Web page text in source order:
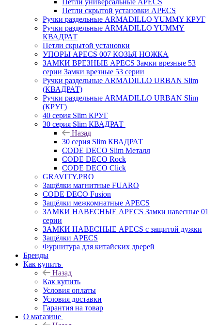
Петли универсальные APECS
Петли скрытой установки APECS
Ручки раздельные ARMADILLO YUMMY КРУГ
Ручки раздельные ARMADILLO YUMMY
КВАДРАТ
Петли скрытой установки
УПОРЫ APECS 007 КОЗЬЯ НОЖКА
ЗАМКИ ВРЕЗНЫЕ APECS Замки врезные 53
серии Замки врезные 53 серии
Ручки раздельные ARMADILLO URBAN Slim
(КВАДРАТ)
Ручки раздельные ARMADILLO URBAN Slim
(КРУГ)
40 серия Slim КРУГ
30 серия Slim КВАДРАТ
Назад
30 серия Slim КВАДРАТ
CODE DECO Slim Металл
CODE DECO Rock
CODE DECO Click
GRAVITY.PRO
Защёлки магнитные FUARO
CODE DECO Fusion
Защёлки межкомнатные APECS
ЗАМКИ НАВЕСНЫЕ APECS Замки навесные 01
серии
ЗАМКИ НАВЕСНЫЕ APECS с защитой дужки
Защёлки APECS
Фурнитура для китайских дверей
Бренды
Как купить
Назад
Как купить
Условия оплаты
Условия доставки
Гарантия на товар
О магазине